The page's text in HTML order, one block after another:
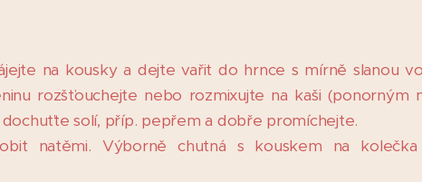
na kousky a dejte vařit do hrnce s mírně slanou
rozšťouchejte nebo rozmixujte na kaši (ponorným
solí, příp. pepřem a dobře promíchejte.
natěmi. Výborně chutná s kouskem na